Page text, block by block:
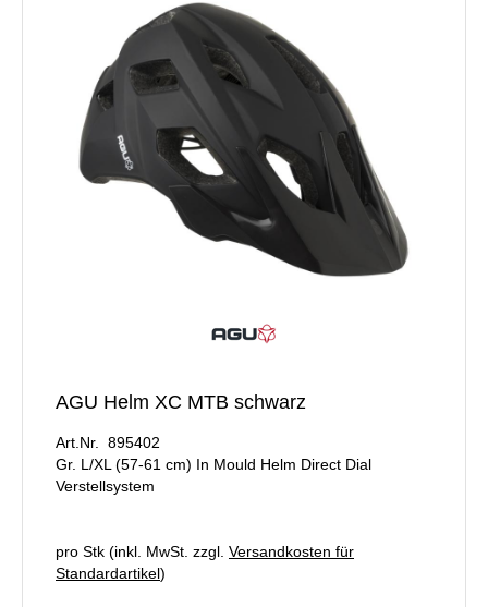
AGU Helm XC MTB schwarz
Art.Nr. 895402
Gr. L/XL (57-61 cm) In Mould Helm Direct Dial
Verstellsystem
pro Stk (inkl. MwSt. zzgl. Versandkosten für
Standardartikel)